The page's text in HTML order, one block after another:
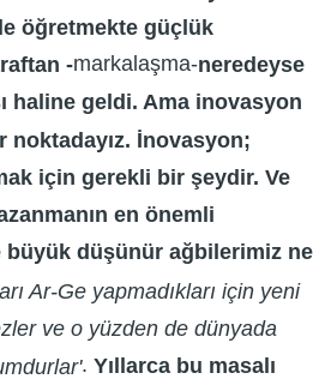
öğretmekte güçlük
-markalaşma-neredeyse
haline geldi. Ama inovasyon
noktadayız. İnovasyon;
için gerekli bir şeydir. Ve
en önemli
büyük düşünür ağbilerimiz ne
Ar-Ge yapmadıkları için yeni
ve o yüzden de dünyada
. Yıllarca bu masalı